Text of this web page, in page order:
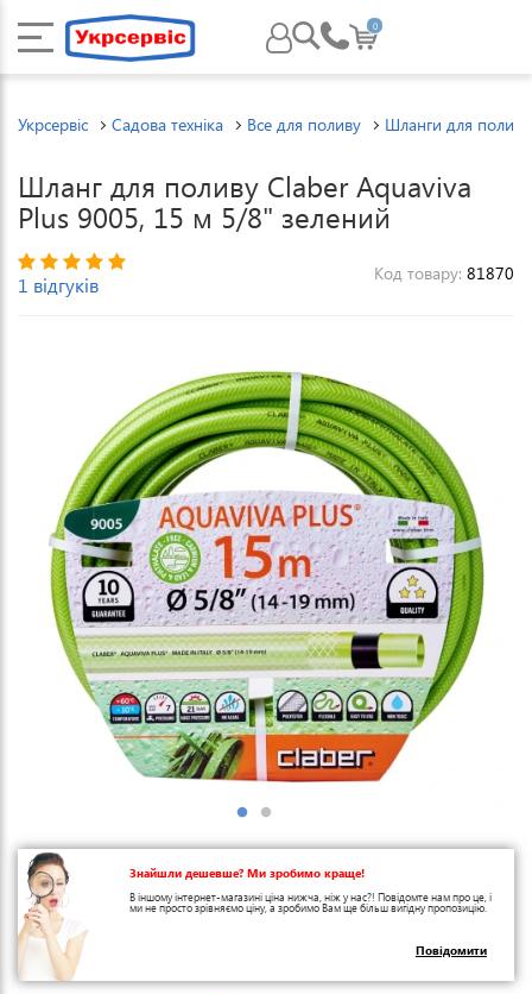
0
Укрсервіс Садова техніка Все для поливу Шланги для поливу
Шланг для поливу Claber Aquaviva
Plus 9005, 15 м 5/8" зелений
1 відгуків Код товару: 81870
Знайшли дешевше? Ми зробимо краще!
В іншому інтернет-магазині ціна нижча, ніж у нас?! Повідомте нам про це, і
ми не просто зрівняємо ціну, а зробимо Вам ще більш вигідну пропозицію.
Повідомити